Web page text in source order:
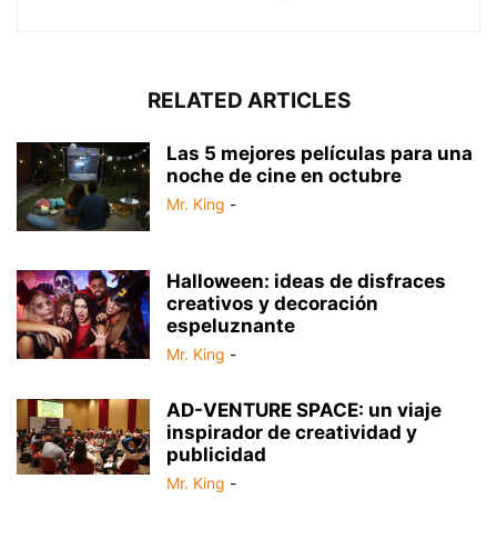
RELATED ARTICLES
Las 5 mejores películas para una
noche de cine en octubre
Mr. King -
Halloween: ideas de disfraces
creativos y decoración
espeluznante
Mr. King -
AD-VENTURE SPACE: un viaje
inspirador de creatividad y
publicidad
Mr. King -